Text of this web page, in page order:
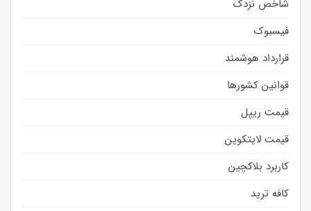
شاخص نزدک
فیسبوک
قرارداد هوشمند
قوانین کشورها
قیمت ریپل
قیمت لایتکوین
کاربرد بلاکچین
کافه ترید